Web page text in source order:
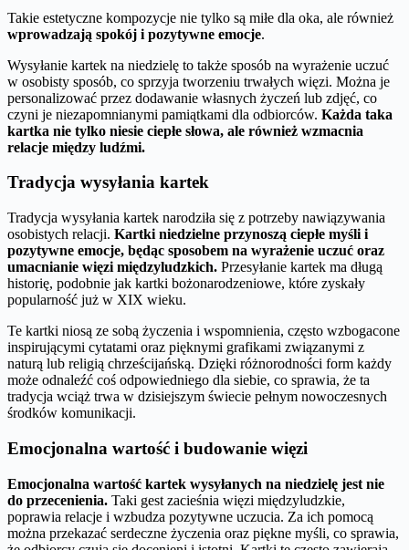
Takie estetyczne kompozycje nie tylko są miłe dla oka, ale również
wprowadzają spokój i pozytywne emocje.
Wysyłanie kartek na niedzielę to także sposób na wyrażenie uczuć
w osobisty sposób, co sprzyja tworzeniu trwałych więzi. Można je
personalizować przez dodawanie własnych życzeń lub zdjęć, co
czyni je niezapomnianymi pamiątkami dla odbiorców. Każda taka
kartka nie tylko niesie ciepłe słowa, ale również wzmacnia
relacje między ludźmi.
Tradycja wysyłania kartek
Tradycja wysyłania kartek narodziła się z potrzeby nawiązywania
osobistych relacji. Kartki niedzielne przynoszą ciepłe myśli i
pozytywne emocje, będąc sposobem na wyrażenie uczuć oraz
umacnianie więzi międzyludzkich. Przesyłanie kartek ma długą
historię, podobnie jak kartki bożonarodzeniowe, które zyskały
popularność już w XIX wieku.
Te kartki niosą ze sobą życzenia i wspomnienia, często wzbogacone
inspirującymi cytatami oraz pięknymi grafikami związanymi z
naturą lub religią chrześcijańską. Dzięki różnorodności form każdy
może odnaleźć coś odpowiedniego dla siebie, co sprawia, że ta
tradycja wciąż trwa w dzisiejszym świecie pełnym nowoczesnych
środków komunikacji.
Emocjonalna wartość i budowanie więzi
Emocjonalna wartość kartek wysyłanych na niedzielę jest nie
do przecenienia. Taki gest zacieśnia więzi międzyludzkie,
poprawia relacje i wzbudza pozytywne uczucia. Za ich pomocą
można przekazać serdeczne życzenia oraz piękne myśli, co sprawia,